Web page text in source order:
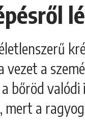
vezet a
bőröd valódi
mert a